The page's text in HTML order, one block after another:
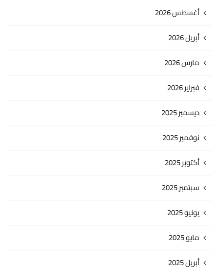
أغسطس 2026
أبريل 2026
مارس 2026
فبراير 2026
ديسمبر 2025
نوفمبر 2025
أكتوبر 2025
سبتمبر 2025
يونيو 2025
مايو 2025
أبريل 2025